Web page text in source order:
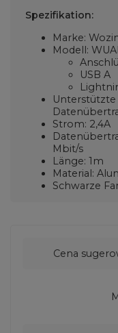
Spezifikation:
Marke:
Modell:
USB A
Unterstützte
Strom: 2,4A
Mbit/s
Länge: 1m
Material:
Schwarze
Cena